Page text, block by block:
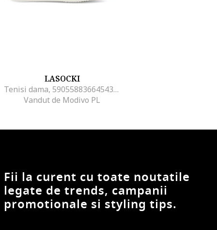
LASOCKI
Tenisi dama, 590558836645436, Piele naturala, Bej
Vandut de Modivo PL
Fii la curent cu toate noutatile
legate de trends, campanii
promotionale si styling tips.